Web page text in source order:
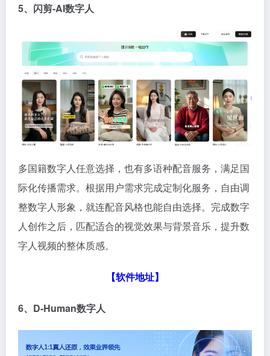
5、闪剪-AI数字人
多国籍数字人任意选择，也有多语种配音服务，满足国
际化传播需求。根据用户需求完成定制化服务，自由调
整数字人形象，就连配音风格也能自由选择。完成数字
人创作之后，匹配适合的视觉效果与背景音乐，提升数
字人视频的整体质感。
【软件地址】
6、D-Human数字人